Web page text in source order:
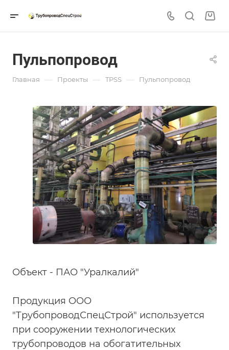
Пульпопровод
Главная — Проекты — TPSS — Пульпопровод
Объект - ПАО "Уралкалий"
Продукция ООО
"ТрубопроводСпецСтрой" используется
при сооружении технологических
трубопроводов на обогатительных